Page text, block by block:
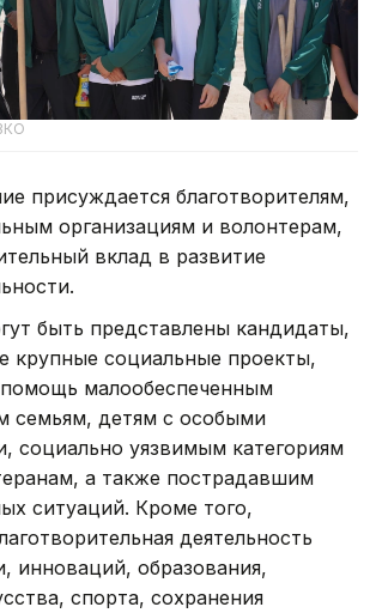
присуждается благотворителям,
организациям и волонтерам,
вклад в развитие
быть представлены кандидаты,
крупные социальные проекты,
малообеспеченным
семьям, детям с особыми
социально уязвимым категориям
а также пострадавшим
ситуаций. Кроме того,
деятельность
инноваций, образования,
спорта, сохранения